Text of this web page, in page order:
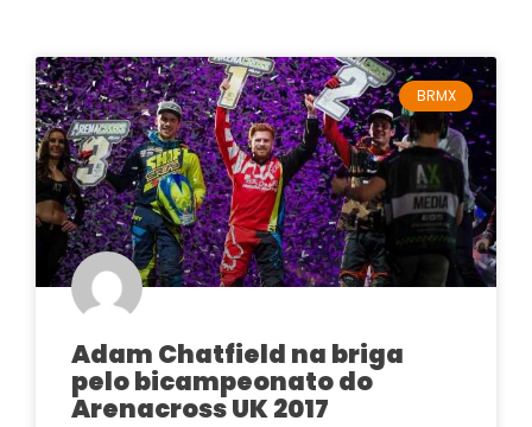
BRMX
Adam Chatfield na briga
pelo bicampeonato do
Arenacross UK 2017